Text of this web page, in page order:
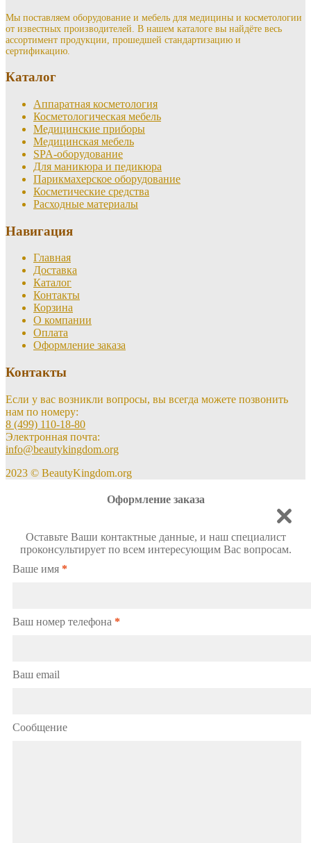
вариаций.
Опции
можно
Мы поставляем оборудование и мебель для медицины и косметологии
от известных производителей. В нашем каталоге вы найдёте весь
ассортимент продукции, прошедшей стандартизацию и
сертификацию.
Каталог
Аппаратная косметология
Косметологическая мебель
Медицинские приборы
Медицинская мебель
SPA-оборудование
Для маникюра и педикюра
Парикмахерское оборудование
Косметические средства
Расходные материалы
Навигация
Главная
Доставка
Каталог
Контакты
Корзина
О компании
Оплата
Оформление заказа
Контакты
Если у вас возникли вопросы, вы всегда можете позвонить
нам по номеру:
8 (499) 110-18-80
Электронная почта:
info@beautykingdom.org
2023 © BeautyKingdom.org
Оформление заказа
Оставьте Ваши контактные данные, и наш специалист
проконсультирует по всем интересующим Вас вопросам.
Ваше имя *
Ваш номер телефона *
Ваш email
Сообщение